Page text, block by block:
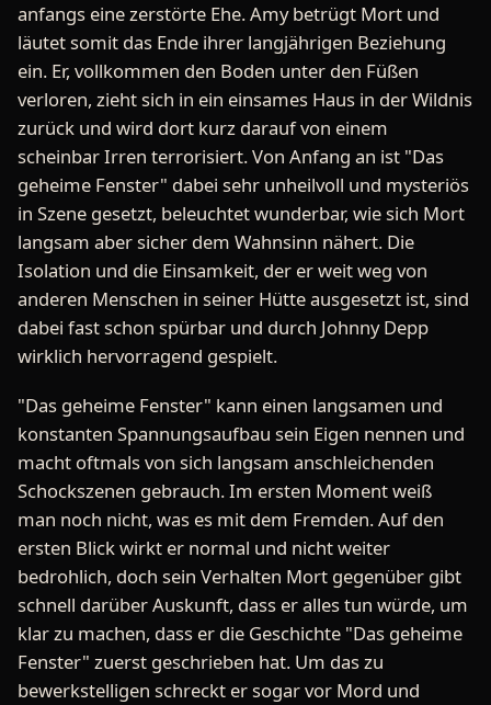
anfangs eine zerstörte Ehe. Amy betrügt Mort und
läutet somit das Ende ihrer langjährigen Beziehung
ein. Er, vollkommen den Boden unter den Füßen
verloren, zieht sich in ein einsames Haus in der Wildnis
zurück und wird dort kurz darauf von einem
scheinbar Irren terrorisiert. Von Anfang an ist "Das
geheime Fenster" dabei sehr unheilvoll und mysteriös
in Szene gesetzt, beleuchtet wunderbar, wie sich Mort
langsam aber sicher dem Wahnsinn nähert. Die
Isolation und die Einsamkeit, der er weit weg von
anderen Menschen in seiner Hütte ausgesetzt ist, sind
dabei fast schon spürbar und durch Johnny Depp
wirklich hervorragend gespielt.
"Das geheime Fenster" kann einen langsamen und
konstanten Spannungsaufbau sein Eigen nennen und
macht oftmals von sich langsam anschleichenden
Schockszenen gebrauch. Im ersten Moment weiß
man noch nicht, was es mit dem Fremden. Auf den
ersten Blick wirkt er normal und nicht weiter
bedrohlich, doch sein Verhalten Mort gegenüber gibt
schnell darüber Auskunft, dass er alles tun würde, um
klar zu machen, dass er die Geschichte "Das geheime
Fenster" zuerst geschrieben hat. Um das zu
bewerkstelligen schreckt er sogar vor Mord und